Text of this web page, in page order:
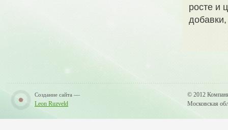
росте и
Создание сайта —
Leon Ruzveld
© 2012
Московская